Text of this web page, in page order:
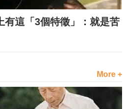
有這「3個特徵」：就是苦
More +